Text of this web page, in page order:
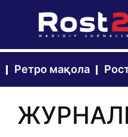
Ретро мақола